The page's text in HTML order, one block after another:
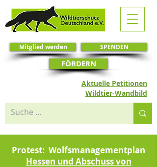
SPENDEN
Mitglied werden
Aktuelle Petitionen
FÖRDERN
Wildtier-Wandbild
Protest: Wolfsmanagementplan
Hessen und Abschuss von